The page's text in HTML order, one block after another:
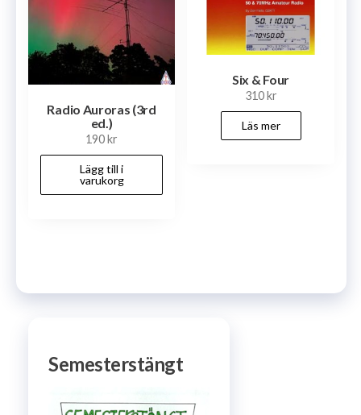
Radio Auroras (3rd
ed.)
190kr
Lägg till i
varukorg
Six & Four
310kr
Läs mer
Semesterstängt